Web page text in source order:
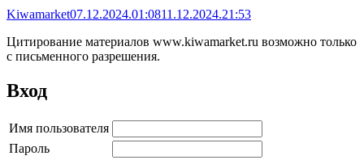
Kiwamarket07.12.2024.01:0811.12.2024.21:53
Цитирование материалов www.kiwamarket.ru возможно только
с письменного разрешения.
Вход
Имя пользователя
Пароль